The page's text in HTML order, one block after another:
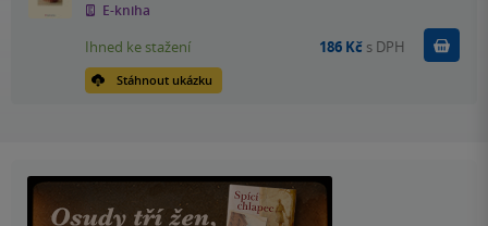
E-kniha
Stáhnout ukázku
Ihned ke stažení 186 Kč s DPH Koupit